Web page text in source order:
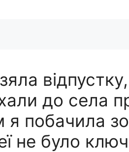
до села
я побачила
не було